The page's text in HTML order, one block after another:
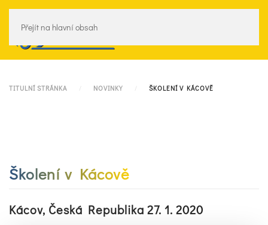
Přejít na hlavní obsah
TITULNÍ STRÁNKA NOVINKY ŠKOLENÍ V KÁCOVĚ
Školení v Kácově
Kácov, Česká Republika 27. 1. 2020